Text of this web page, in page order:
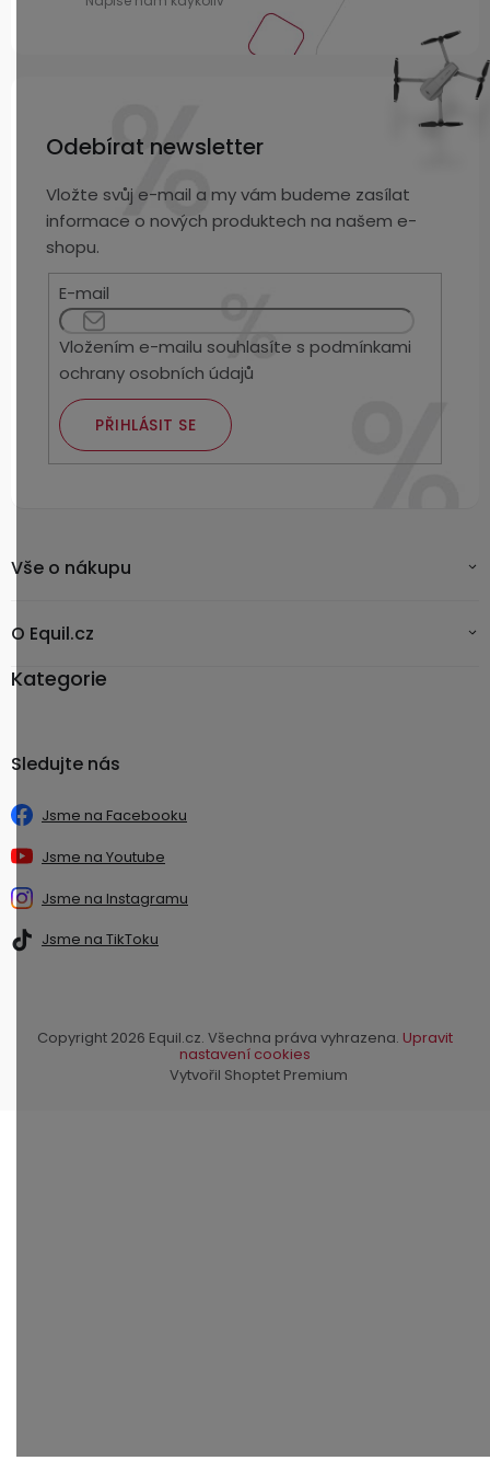
Odebírat newsletter
Vložte svůj e-mail a my vám budeme zasílat
informace o nových produktech na našem e-
shopu.
E-mail
Vložením e-mailu souhlasíte spodmínkami
ochrany osobních údajů
PŘIHLÁSIT SE
Vše o nákupu
O Equil.cz
Kategorie
Sledujte nás
Jsme na Facebooku
Jsme na Youtube
Jsme na Instagramu
Jsme na TikToku
Vytvořil Shoptet Premium
Copyright 2026 Equil.cz. Všechna práva vyhrazena. Upravit
nastavení cookies